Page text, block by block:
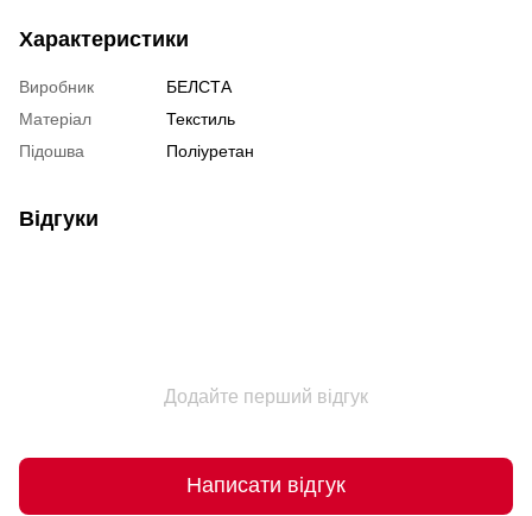
Характеристики
Виробник
БЕЛСТА
Матеріал
Текстиль
Підошва
Поліуретан
Відгуки
Додайте перший відгук
Написати відгук